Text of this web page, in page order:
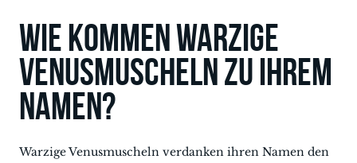
Wie kommen Warzige
Venusmuscheln zu ihrem
Namen?
Warzige Venusmuscheln verdanken ihren Namen den